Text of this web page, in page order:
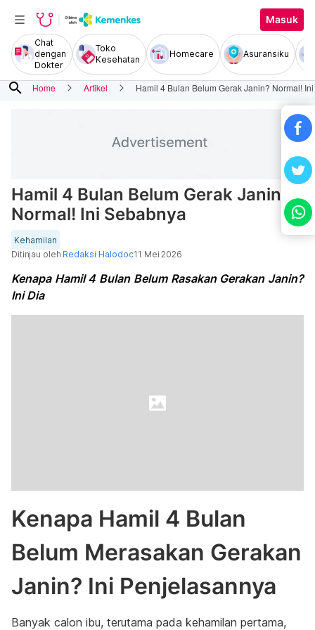
Masuk
Chat
dengan
Dokter
Toko
Kesehatan
Homecare Asuransiku
search Home Artikel Hamil 4 Bulan Belum Gerak Janin? Normal!
Hamil 4 Bulan Belum Gerak Janin?
Normal! Ini Sebabnya
Kehamilan
Ditinjau oleh Redaksi Halodoc11 Mei 2026
Kenapa Hamil 4 Bulan Belum Rasakan Gerakan Janin?
Ini Dia
Kenapa Hamil 4 Bulan
Belum Merasakan Gerakan
Janin? Ini Penjelasannya
Banyak calon ibu, terutama pada kehamilan pertama,